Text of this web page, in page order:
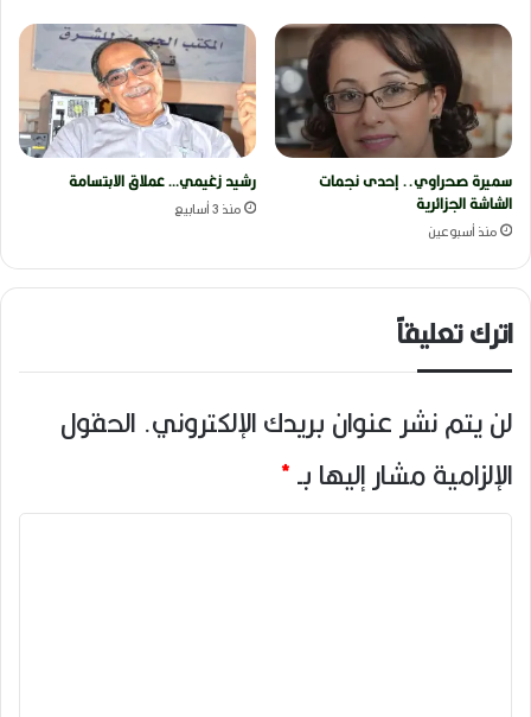
سميرة صحراوي.. إحدى نجمات
الشاشة الجزائرية
منذ أسبوعين
رشيد زغيمي… عملاق الابتسامة
منذ 3 أسابيع
اترك تعليقاً
لن يتم نشر عنوان بريدك الإلكتروني. الحقول
الإلزامية مشار إليها بـ*
ا